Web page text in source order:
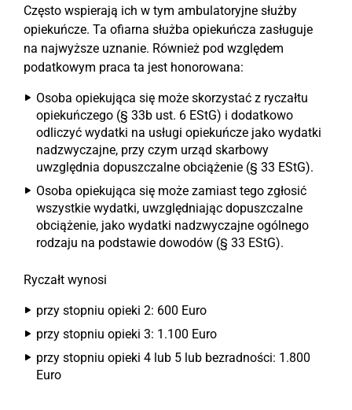
Często wspierają ich w tym ambulatoryjne służby
opiekuńcze. Ta ofiarna służba opiekuńcza zasługuje
na najwyższe uznanie. Również pod względem
podatkowym praca ta jest honorowana:
Osoba opiekująca się może skorzystać z ryczałtu
opiekuńczego (§ 33b ust. 6 EStG) i dodatkowo
odliczyć wydatki na usługi opiekuńcze jako wydatki
nadzwyczajne, przy czym urząd skarbowy
uwzględnia dopuszczalne obciążenie (§ 33 EStG).
Osoba opiekująca się może zamiast tego zgłosić
wszystkie wydatki, uwzględniając dopuszczalne
obciążenie, jako wydatki nadzwyczajne ogólnego
rodzaju na podstawie dowodów (§ 33 EStG).
Ryczałt wynosi
przy stopniu opieki 2: 600 Euro
przy stopniu opieki 3: 1.100 Euro
przy stopniu opieki 4 lub 5 lub bezradności: 1.800
Euro